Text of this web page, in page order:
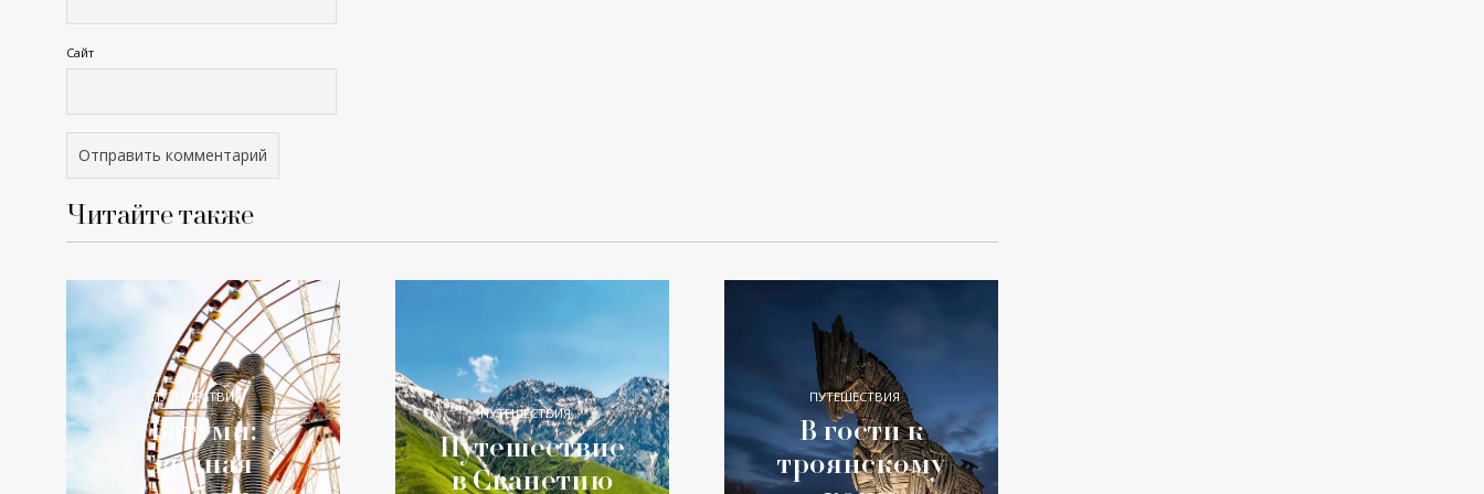
Сайт
Читайте также
ПУТЕШЕСТВИЯ
Батуми:
вечная
ПУТЕШЕСТВИЯ
Путешествие
в Сванетию
ПУТЕШЕСТВИЯ
В гости к
троянскому